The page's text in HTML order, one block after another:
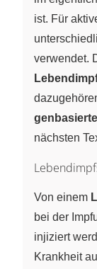
ist. Für
verwendet.
nächsten
Von einem
bei der
injiziert
Krankheit